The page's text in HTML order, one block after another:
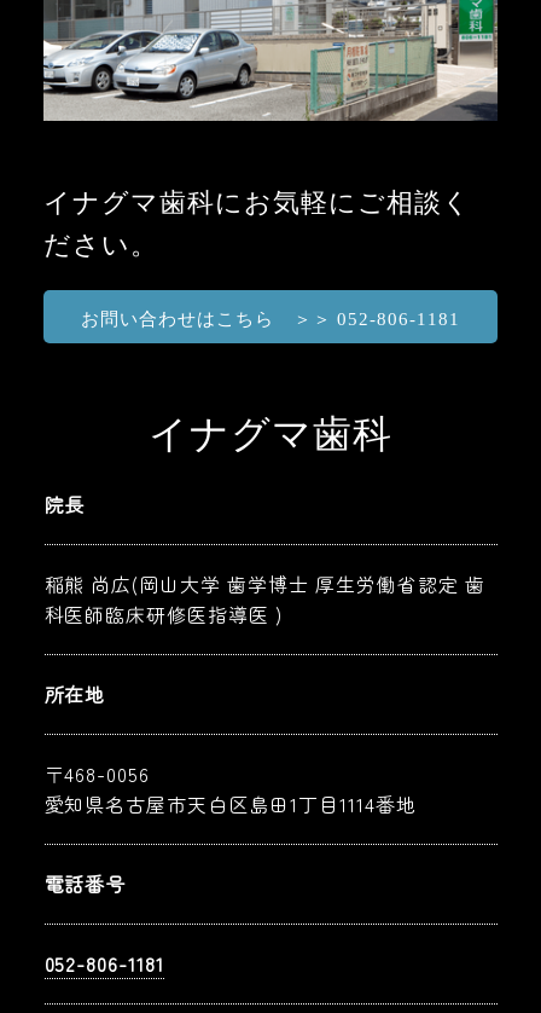
イナグマ歯科にお気軽にご相談く
ださい。
お問い合わせはこちら ＞＞ 052-806-1181
イナグマ歯科
院長
稲熊 尚広(岡山大学 歯学博士 厚生労働省認定 歯
科医師臨床研修医指導医 )
所在地
〒468-0056
愛知県名古屋市天白区島田1丁目1114番地
電話番号
052-806-1181